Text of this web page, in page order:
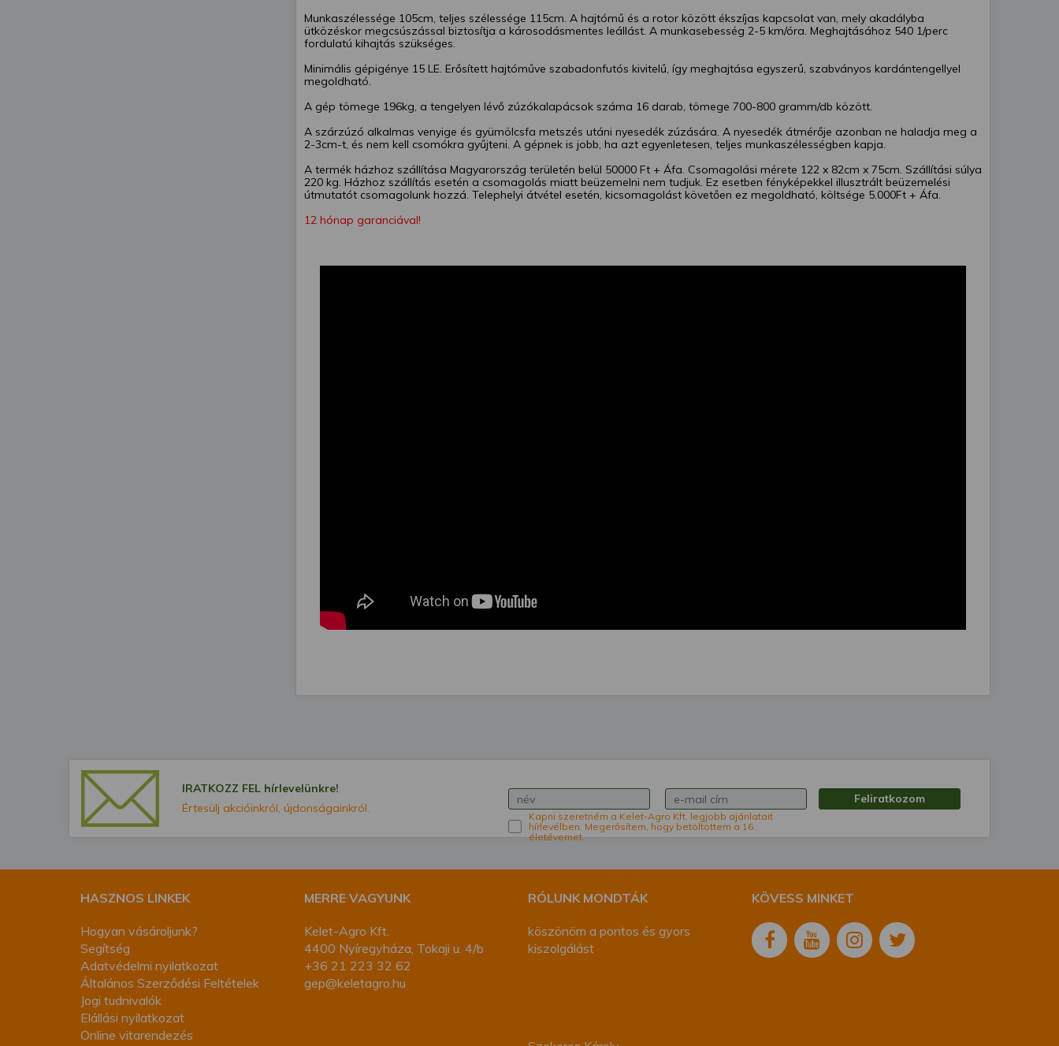
Munkaszélessége 105cm, teljes szélessége 115cm. A hajtómű és a rotor között ékszíjas kapcsolat van, mely akadályba
ütközéskor megcsúszással biztosítja a károsodásmentes leállást. A munkasebesség 2-5 km/óra. Meghajtásához 540 1/perc
fordulatú kihajtás szükséges.
Minimális gépigénye 15 LE. Erősített hajtóműve szabadonfutós kivitelű, így meghajtása egyszerű, szabványos kardántengellyel
megoldható.
A gép tömege 196kg, a tengelyen lévő zúzókalapácsok száma 16 darab, tömege 700-800 gramm/db között.
A szárzúzó alkalmas venyige és gyümölcsfa metszés utáni nyesedék zúzására. A nyesedék átmérője azonban ne haladja meg a
2-3cm-t, és nem kell csomókra gyűjteni. A gépnek is jobb, ha azt egyenletesen, teljes munkaszélességben kapja.
A termék házhoz szállítása Magyarország területén belül 50000 Ft + Áfa. Csomagolási mérete 122 x 82cm x 75cm. Szállítási súlya
220 kg. Házhoz szállítás esetén a csomagolás miatt beüzemelni nem tudjuk. Ez esetben fényképekkel illusztrált beüzemelési
útmutatót csomagolunk hozzá. Telephelyi átvétel esetén, kicsomagolást követően ez megoldható, költsége 5.000Ft + Áfa.
12 hónap garanciával!
IRATKOZZ FEL hírlevelünkre!
Értesülj akcióinkról, újdonságainkról.
Kapni szeretném a Kelet-Agro Kft. legjobb ajánlatait
hírlevélben. Megerősítem, hogy betöltöttem a 16.
életévemet.
Feliratkozom
HASZNOS LINKEK
Hogyan vásároljunk?
Segítség
Adatvédelmi nyilatkozat
Általános Szerződési Feltételek
Jogi tudnivalók
Elállási nyilatkozat
Online vitarendezés
MERRE VAGYUNK
Kelet-Agro Kft.
4400 Nyíregyháza, Tokaji u. 4/b
+36 21 223 32 62
gep@keletagro.hu
RÓLUNK MONDTÁK
köszönöm a pontos és gyors
kiszolgálást
KÖVESS MINKET